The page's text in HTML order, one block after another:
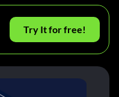
Try It for free!